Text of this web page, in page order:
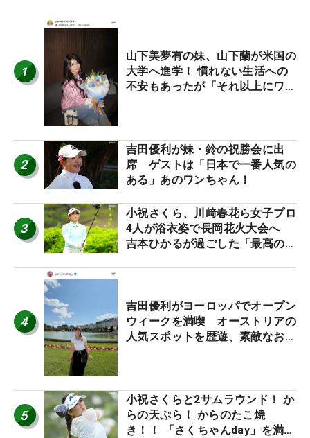
1
山下美夢有の妹、山下蘭が米国の
大学へ進学！ 慣れない生活への
不安もあったが「それ以上にワク
2
吉田優利が妹・鈴の祝勝会に出
席 ゲストは「日本で一番人気の
ある」あのワンちゃん！
3
小祝さくら、川﨑春花ら女子プロ
4人が浴衣姿で長岡花火大会へ
吉本ひかるが過ごした「最高の夏
4
吉田優利がヨーロッパでオープン
ウィークを満喫 オーストリアの
人気スポットを歴遊、素敵なお土
5
小祝さくらと2サムラウンド！ か
らの天ぷら！ からのたこ焼
き！！ 「さくちゃんday」を満喫